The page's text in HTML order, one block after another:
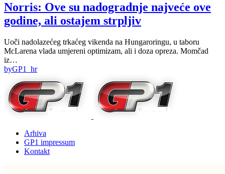
Norris: Ove su nadogradnje najveće ove
godine, ali ostajem strpljiv
Uoči nadolazećeg trkaćeg vikenda na Hungaroringu, u taboru
McLarena vlada umjereni optimizam, ali i doza opreza. Momčad
iz…
byGP1_hr
Arhiva
GP1 impressum
Kontakt